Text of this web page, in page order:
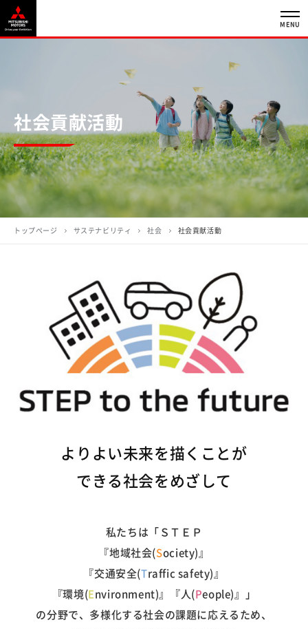
MENU
社会貢献活動
トップページ サステナビリティ 社会 社会貢献活動
よりよい未来を描くことが
できる社会をめざして
私たちは「ＳＴＥＰ
『地域社会( Society)』
『交通安全(Traffic safety)』
『環境( E nvironment)』 『人( People)』」
の分野で、 多様化する社会の課題に応えるため、